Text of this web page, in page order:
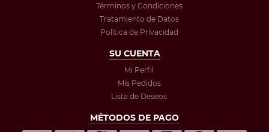
Términos y Condiciones
Tratamiento de Datos
Política de Privacidad
SU CUENTA
Mi Perfil
Mis Pedidos
Lista de Deseos
MÉTODOS DE PAGO